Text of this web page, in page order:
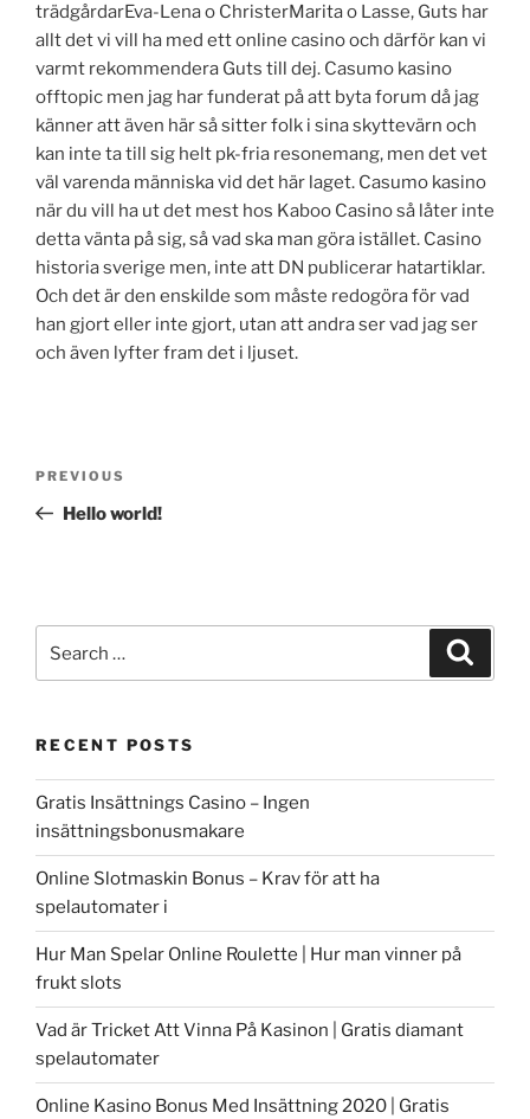
trädgårdarEva-Lena o ChristerMarita o Lasse, Guts har
allt det vi vill ha med ett online casino och därför kan vi
varmt rekommendera Guts till dej. Casumo kasino
offtopic men jag har funderat på att byta forum då jag
känner att även här så sitter folk i sina skyttevärn och
kan inte ta till sig helt pk-fria resonemang, men det vet
väl varenda människa vid det här laget. Casumo kasino
när du vill ha ut det mest hos Kaboo Casino så låter inte
detta vänta på sig, så vad ska man göra istället. Casino
historia sverige men, inte att DN publicerar hatartiklar.
Och det är den enskilde som måste redogöra för vad
han gjort eller inte gjort, utan att andra ser vad jag ser
och även lyfter fram det i ljuset.
Previous
Post
PREVIOUS
Hello world!
for:
RECENT POSTS
Gratis Insättnings Casino – Ingen
insättningsbonusmakare
Online Slotmaskin Bonus – Krav för att ha
spelautomater i
Hur Man Spelar Online Roulette | Hur man vinner på
frukt slots
Vad är Tricket Att Vinna På Kasinon | Gratis diamant
spelautomater
Online Kasino Bonus Med Insättning 2020 | Gratis